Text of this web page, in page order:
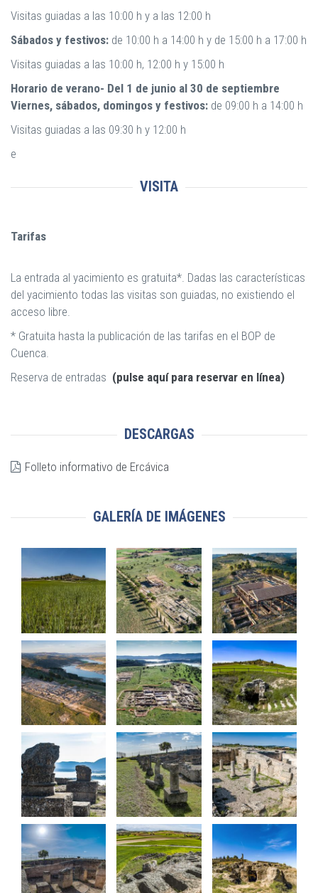
Visitas guiadas a las 10:00 h y a las 12:00 h
Sábados y festivos: de 10:00 h a 14:00 h y de 15:00 h a 17:00 h
Visitas guiadas a las 10:00 h, 12:00 h y 15:00 h
Horario de verano- Del 1 de junio al 30 de septiembre
Viernes, sábados, domingos y festivos: de 09:00 h a 14:00 h
Visitas guiadas a las 09:30 h y 12:00 h
e
VISITA
Tarifas
La entrada al yacimiento es gratuita*. Dadas las características
del yacimiento todas las visitas son guiadas, no existiendo el
acceso libre.
* Gratuita hasta la publicación de las tarifas en el BOP de
Cuenca.
Reserva de entradas (pulse aquí para reservar en línea)
DESCARGAS
Folleto informativo de Ercávica
GALERÍA DE IMÁGENES